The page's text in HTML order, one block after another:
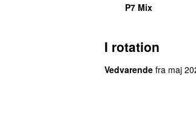
P7 Mix
I rotation
Vedvarende fra maj